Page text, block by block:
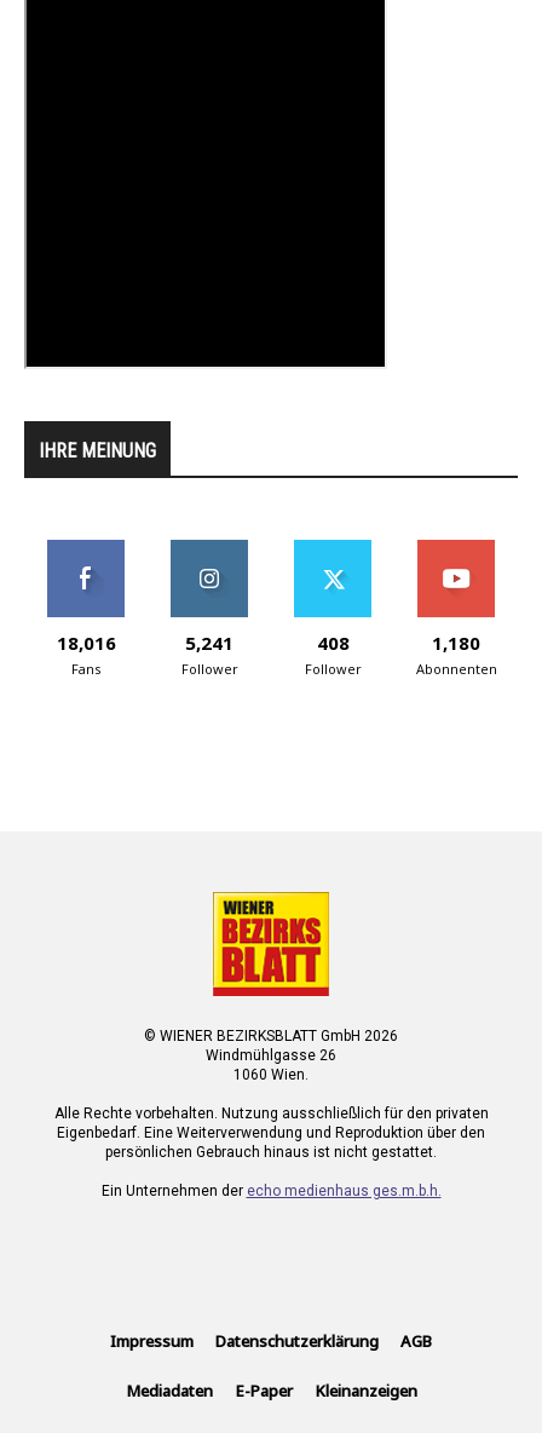
IHRE MEINUNG
18,016
Fans
5,241
Follower
408
Follower
1,180
Abonnenten
© WIENER BEZIRKSBLATT GmbH 2026
Windmühlgasse 26
1060 Wien.
Alle Rechte vorbehalten. Nutzung ausschließlich für den privaten
Eigenbedarf. Eine Weiterverwendung und Reproduktion über den
persönlichen Gebrauch hinaus ist nicht gestattet.
Ein Unternehmen der echo medienhaus ges.m.b.h.
Impressum Datenschutzerklärung AGB
Mediadaten E-Paper Kleinanzeigen